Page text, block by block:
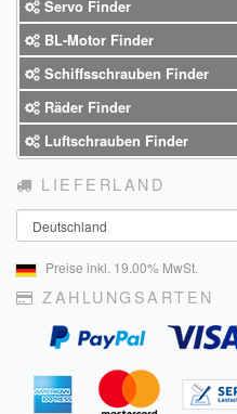
Servo Finder
BL-Motor Finder
Schiffsschrauben Finder
Räder Finder
Luftschrauben Finder
LIEFERLAND
Land
Preise inkl. 19.00% MwSt.
ZAHLUNGSARTEN